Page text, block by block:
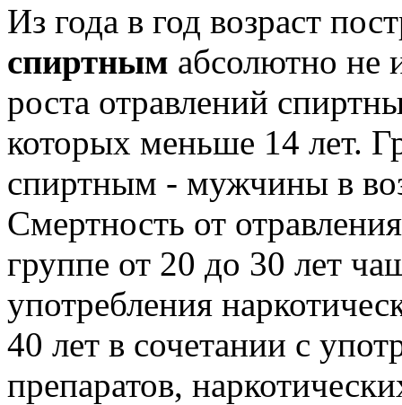
Из года в год возраст
спиртным абсолютно не
роста отравлений
которых меньше 14 лет.
спиртным - мужчины в
Смертность от
группе от 20 до 30 лет
употребления
40 лет в сочетании с
препаратов,